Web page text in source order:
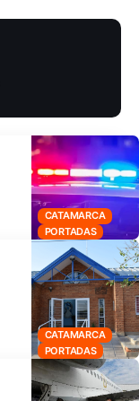
CATAMARCA
PORTADAS
CATAMARCA
PORTADAS